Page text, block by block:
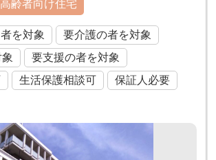
齢者向け住宅
を対象
要介護の者を対象
要支援の者を対象
生活保護相談可
保証人必要